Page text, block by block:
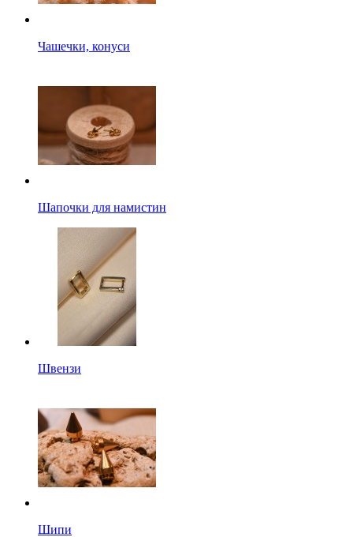
Чашечки, конуси
Шапочки для намистин
Швензи
Шипи